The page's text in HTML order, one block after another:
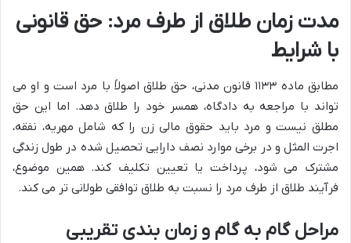
مدت زمان طلاق از طرف مرد: حق قانونی
با شرایط
مطابق ماده ۱۱۳۳ قانون مدنی، حق طلاق اصولاً با مرد است و او می
تواند با مراجعه به دادگاه، همسر خود را طلاق دهد. اما این حق
مطلق نیست و مرد باید حقوق مالی زن را که شامل مهریه، نفقه،
اجرت المثل و در برخی موارد نصف دارایی تحصیل شده در طول زندگی
مشترک می شود، پرداخت یا تعیین تکلیف کند. همین موضوع،
فرآیند طلاق از طرف مرد را نسبت به طلاق توافقی طولانی تر می کند.
مراحل گام به گام و زمان بندی تقریبی